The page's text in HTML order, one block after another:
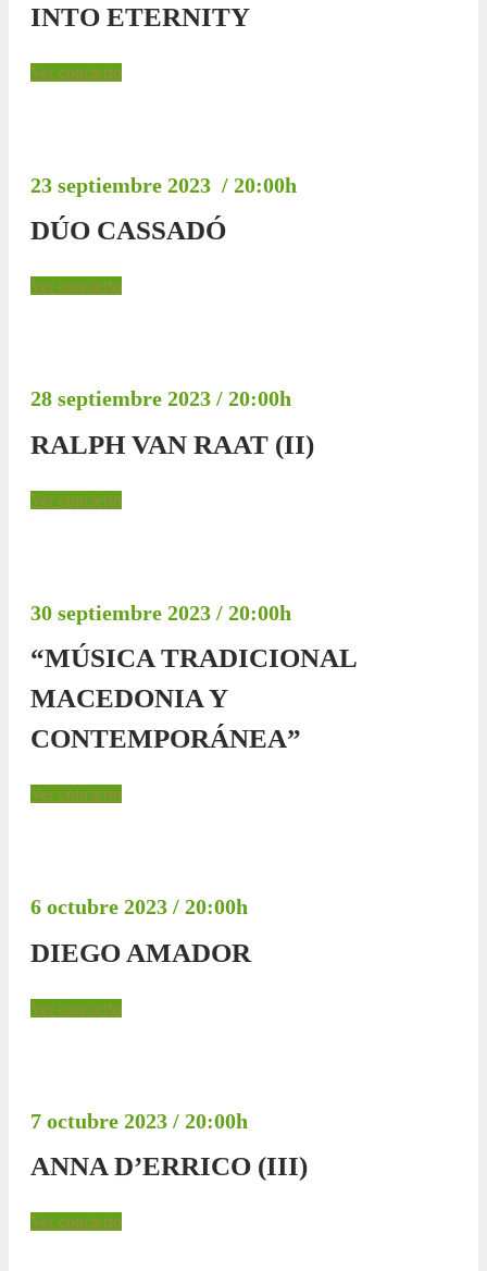
INTO ETERNITY
Ver concierto
23 septiembre 2023 / 20:00h
DÚO CASSADÓ
Ver concierto
28 septiembre 2023 / 20:00h
RALPH VAN RAAT (II)
Ver concierto
30 septiembre 2023 / 20:00h
“MÚSICA TRADICIONAL
MACEDONIA Y
CONTEMPORÁNEA”
Ver concierto
6 octubre 2023 / 20:00h
DIEGO AMADOR
Ver concierto
7 octubre 2023 / 20:00h
ANNA D’ERRICO (III)
Ver concierto